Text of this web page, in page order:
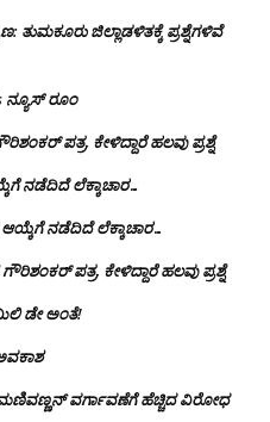
ತುಮಕೂರು ಜಿಲ್ಲಾಡಳಿತಕ್ಕೆ ಪ್ರಶ್ನೆಗಳಿವೆ
ನ್ಯೂಸ್ ರೂಂ
ಪತ್ರ, ಕೇಳಿದ್ದಾರೆ ಹಲವು ಪ್ರಶ್ನೆ
ನಡೆದಿದೆ ಲೆಕ್ಕಾಚಾರ…
ಆಯ್ಕೆಗೆ ನಡೆದಿದೆ ಲೆಕ್ಕಾಚಾರ…
ಪತ್ರ, ಕೇಳಿದ್ದಾರೆ ಹಲವು ಪ್ರಶ್ನೆ
ಡೇ ಅಂತೆ!
ವರ್ಗಾವಣೆಗೆ ಹೆಚ್ಚಿದ‌ ವಿರೋಧ